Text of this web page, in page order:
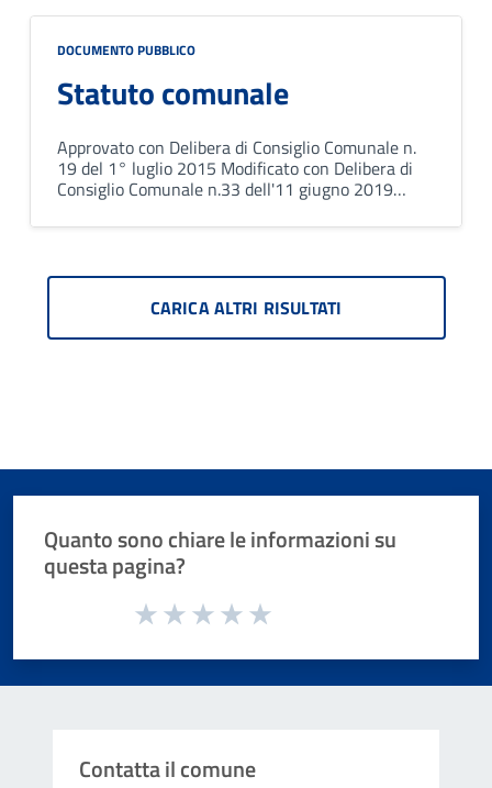
DOCUMENTO PUBBLICO
Statuto comunale
Approvato con Delibera di Consiglio Comunale n.
19 del 1° luglio 2015 Modificato con Delibera di
Consiglio Comunale n.33 dell'11 giugno 2019
37 del 30 luglio 2019
CARICA ALTRI RISULTATI
Quanto sono chiare le informazioni su
questa pagina?
Valuta da 1 a 5 stelle la pagina
Contatta il comune